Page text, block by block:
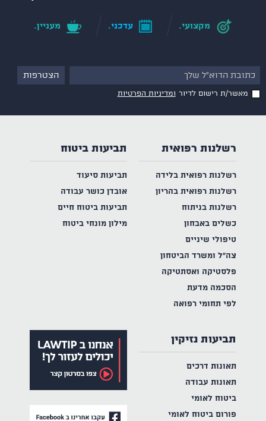
מקצועי. עדכני. מעניין.
מאשר/ת רישום לדיור ומדיניות הפרטיות
רשלנות רפואית
רשלנות רפואית בלידה
רשלנות רפואית בהריון
רשלנות בניתוח
כשלים באבחון
טיפולי שיניים
צה"ל ומשרד הביטחון
פלסטיקה ואסתטיקה
הסכמה מדעת
לפי תחומי רפואה
תביעות ביטוח
תביעות סיעוד
אובדן כושר עבודה
תביעות ביטוח חיים
מילון מונחי ביטוח
תביעות נזיקין
תאונות דרכים
תאונות עבודה
ביטוח לאומי
פורום ביטוח לאומי